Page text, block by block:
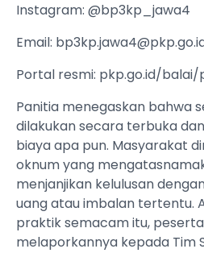
Instagram: @bp3kp_jawa4
Email:
Portal resmi: pkp.go.id/
Panitia menegaskan bahwa
dilakukan secara terbuka
biaya apa pun. Masyarakat
oknum yang
menjanjikan kelulusan
uang atau imbalan tertentu.
praktik semacam itu,
melaporkannya kepada Tim